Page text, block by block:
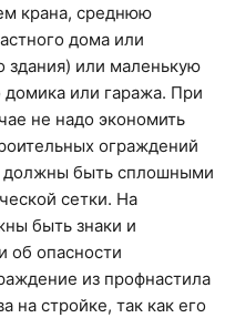
крана, среднюю
дома или
здания) или маленькую
домика или гаража. При
не надо экономить
ограждений
должны быть сплошными
сетки. На
быть знаки и
об опасности
из профнастила
на стройке, так как его